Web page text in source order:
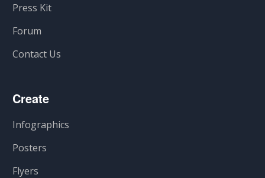
Press Kit
Forum
Contact Us
Create
Infographics
Posters
Flyers